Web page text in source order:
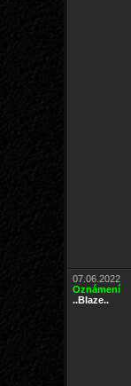
07.06.2022
Oznámení
..Blaze..